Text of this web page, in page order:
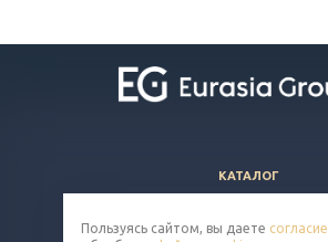
КАТАЛОГ
КОМПАНИЯ
Пользуясь сайтом, вы даете согласие